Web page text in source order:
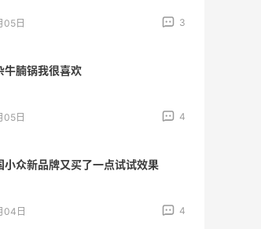
04日 1
五海淘攻略】Tory burch US黑五
04日 1
维生素b推荐好物，性价比超高
04日 3